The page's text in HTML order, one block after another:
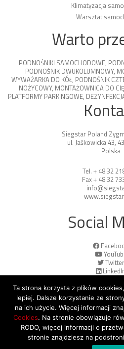
Klimatyzacja
Warsztat
Warto
PODNOŚNIKI SAMOCHODOWE,
PODNOŚNIK DWUKOLUMNOWY,
WYWAŻARKA DO KÓŁ, PODNOŚNIK
NOŻYCOWY, MONTAŻOWNICA DO
PLATFORMY PARKINGOWE,
Siegstar Poland
ul. Jaśkowicka 43,
Polska
Tel. + 48 32
Fax + 48 32
Social
Twitter
© 2026 Copyright by
reserved
Ta strona korzysta z plików
lepiej. Dalsze korzystanie ze
na ich użycie. Więcej informacji
Cookies. Na stronie obowiązuje
RODO, więcej informacji o
stronie znajdziesz na